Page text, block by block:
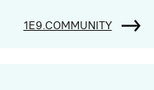
1E9.COMMUNITY